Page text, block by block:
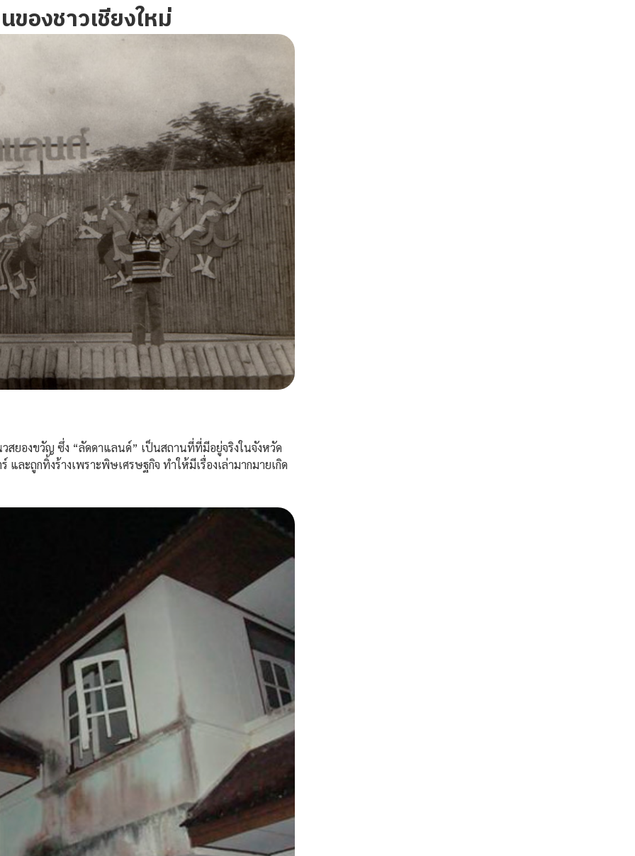
องชาวเชียงใหม่
สยองขวัญ ซึ่ง “ลัดดาแลนด์” เป็นสถานที่ที่มีอยู่จริงในจังหวัด
ะถูกทิ้งร้างเพราะพิษเศรษฐกิจ ทำให้มีเรื่องเล่ามากมายเกิด